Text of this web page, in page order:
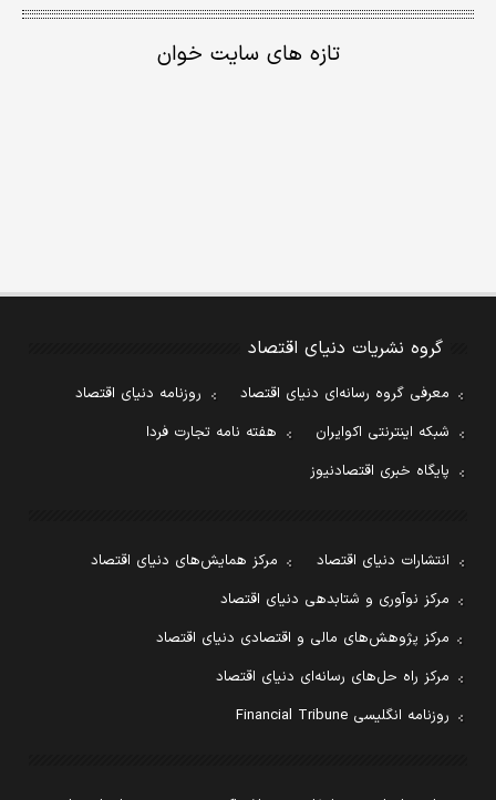
تازه های سایت خوان
گروه نشریات دنیای اقتصاد
معرفی گروه رسانه‌ای دنیای اقتصاد
روزنامه دنیای اقتصاد
شبکه اینترنتی اکوایران
هفته نامه تجارت فردا
پایگاه خبری اقتصادنیوز
انتشارات دنیای اقتصاد
مرکز همایش‌های دنیای اقتصاد
مرکز نوآوری و شتابدهی دنیای اقتصاد
مرکز پژوهش‌های مالی و اقتصادی دنیای اقتصاد
مرکز راه حل‌های رسانه‌ای دنیای اقتصاد
روزنامه انگلیسی Financial Tribune